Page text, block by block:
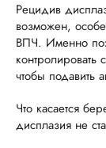
Рецидив
возможен,
ВПЧ. Именно
контролировать
чтобы подавить
Что касается
дисплазия не